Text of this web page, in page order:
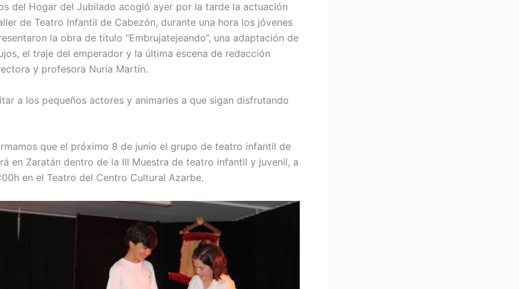
del Hogar del Jubilado acogió ayer por la tarde la actuación
de Teatro Infantil de Cabezón, durante una hora los jóvenes
la obra de titulo “Embrujatejeando”, una adaptación de
el traje del emperador y la última escena de redacción
y profesora Nuria Martín.
a los pequeños actores y animarles a que sigan disfrutando
que el próximo 8 de junio el grupo de teatro infantil de
en Zaratán dentro de la III Muestra de teatro infantil y juvenil, a
en el Teatro del Centro Cultural Azarbe.